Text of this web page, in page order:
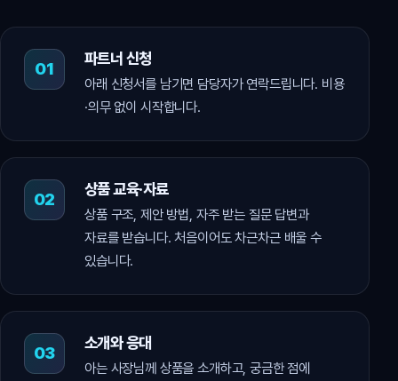
파트너 신청
아래 신청서를 남기면 담당자가 연락드립니다. 비용
·의무 없이 시작합니다.
상품 교육·자료
상품 구조, 제안 방법, 자주 받는 질문 답변과
자료를 받습니다. 처음이어도 차근차근 배울 수
있습니다.
소개와 응대
아는 사장님께 상품을 소개하고, 궁금한 점에